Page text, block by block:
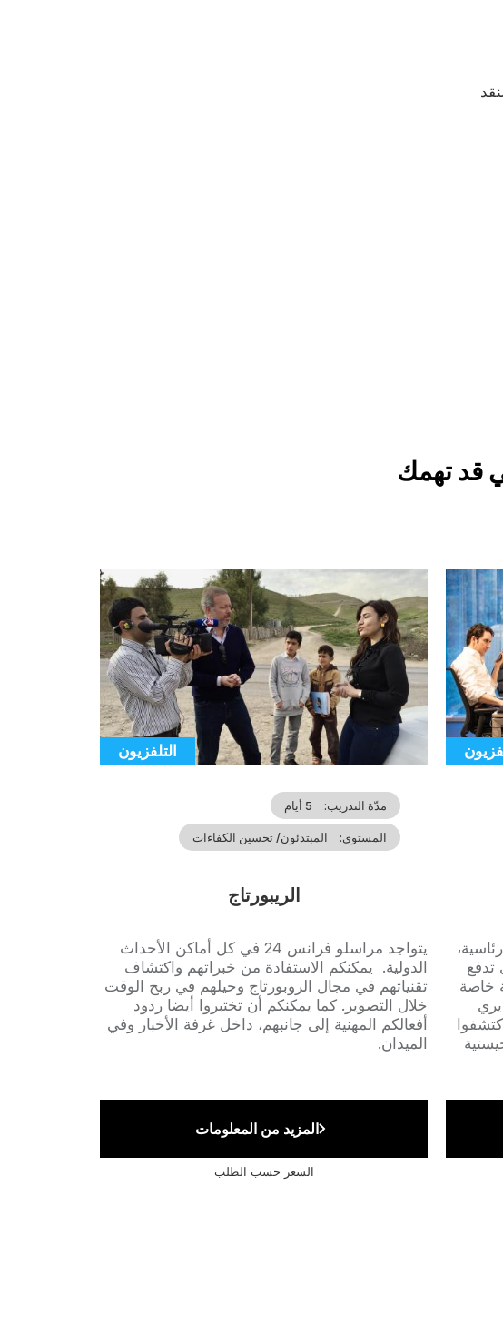
قد تهمك
تدفع
خاصة
ورؤساء التحرير في قناة فرانس 24 اكتشفوا
illustration
Catégorie
التلفزيون
مدّة التدريب 5 أيام
المستوى المبتدئون/ تحسين الكفاءات
الريبورتاج
Accroche
يتواجد مراسلو فرانس 24 في كل أماكن الأحداث
الدولية. يمكنكم الاستفادة من خبراتهم واكتشاف
تقنياتهم في مجال الروبورتاج وحيلهم في ربح الوقت
خلال التصوير. كما يمكنكم أن تختبروا أيضا ردود
أفعالكم المهنية إلى جانبهم، داخل غرفة الأخبار وفي
الميدان.
المزيد من المعلومات
السعر حسب الطلب